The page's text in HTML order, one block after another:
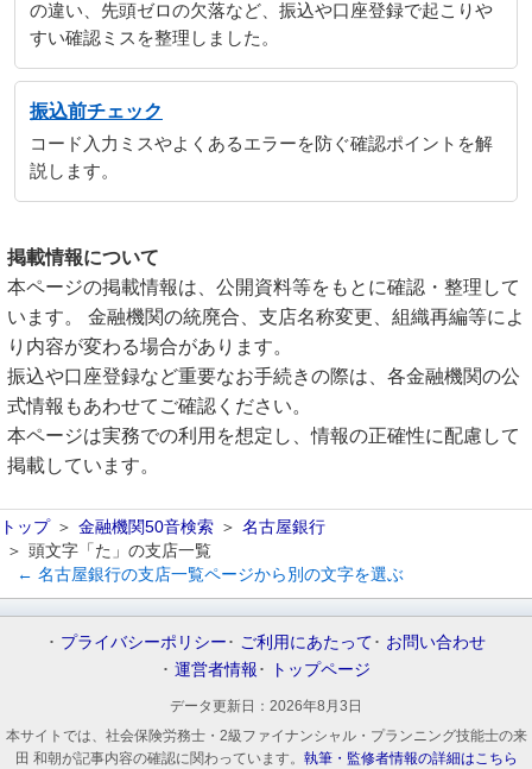
の違い、先頭ゼロの欠落など、振込や口座登録で起こりや
すい確認ミスを整理しました。
振込前チェック
コード入力ミスやよくあるエラーを防ぐ確認ポイントを解
説します。
掲載情報について
本ページの掲載情報は、公開資料等をもとに確認・整理して
います。 金融機関の統廃合、支店名称変更、組織再編等によ
り内容が変わる場合があります。
振込や口座登録など重要なお手続きの際は、各金融機関の公
式情報もあわせてご確認ください。
本ページは実務での利用を想定し、情報の正確性に配慮して
掲載しています。
トップ 金融機関50音検索
名古屋銀行
頭文字「た」の支店一覧
← 名古屋銀行の支店一覧ページから別の文字を選ぶ
プライバシーポリシー ご利用にあたって
お問い合わせ
運営者情報
トップページ
データ更新日： 2026年8月3日
本サイトでは、社会保険労務士・2級ファイナンシャル・プランニング技能士の来
田 和朝が記事内容の確認に関わっています。 執筆・監修者情報の詳細はこちら